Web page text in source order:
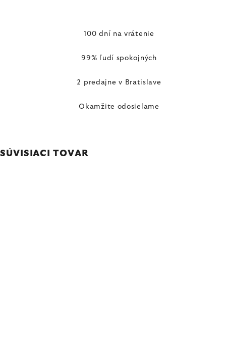
100 dní na vrátenie
99% ľudí spokojných
2 predajne v Bratislave
Okamžite odosielame
SÚVISIACI TOVAR